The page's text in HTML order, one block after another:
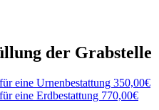
der Grabstelle
eine Urnenbestattung 350,00€
eine Erdbestattung 770,00€